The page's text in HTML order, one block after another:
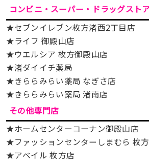
コンビニ・スーパー・ドラッグスト
★セブンイレブン枚方渚西2丁目店
★ライフ 御殿山店
★ウエルシア 枚方御殿山店
★渚ダイイチ薬局
★きららみらい薬局 なぎさ店
★きららみらい薬局 渚南店
その他専門店
★ホームセンターコーナン御殿山店
★ファッションセンターしまむら 枚
★アベイル 枚方店